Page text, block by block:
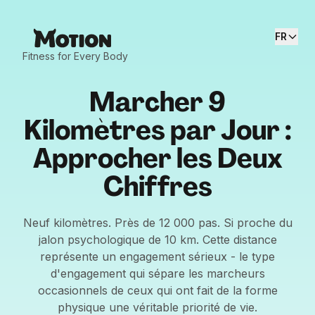
Fitness for Every Body
FR
Marcher 9
Kilomètres par Jour :
Approcher les Deux
Chiffres
Neuf kilomètres. Près de 12 000 pas. Si proche du
jalon psychologique de 10 km. Cette distance
représente un engagement sérieux - le type
d'engagement qui sépare les marcheurs
occasionnels de ceux qui ont fait de la forme
physique une véritable priorité de vie.